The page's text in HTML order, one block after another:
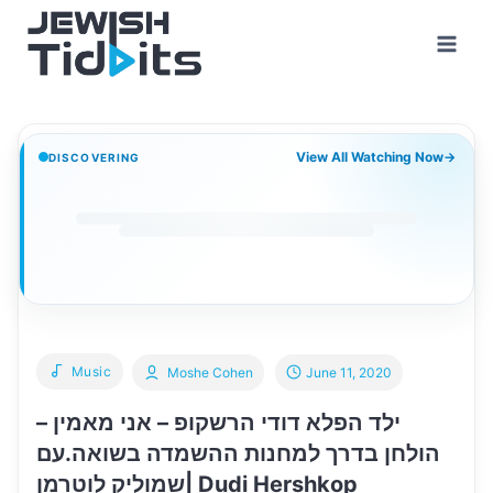
content
DISCOVERING View All Watching Now→
Music
ילד הפלא דודי הרשקופ – אני מאמין –
הולחן בדרך למחנות ההשמדה בשואה.עם
שמוליק לוטרמן| Dudi Hershkop
Moshe Cohen June 11, 2020